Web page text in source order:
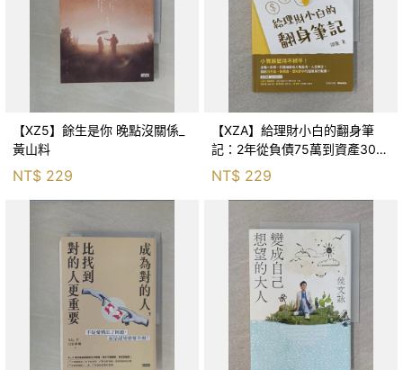
【XZ5】餘生是你 晚點沒關係_
黃山料
NT$ 229
【XZA】給理財小白的翻身筆
記：2年從負債75萬到資產300
萬，ETF讓我走在財務自由路上_
鐵蛋
NT$ 229